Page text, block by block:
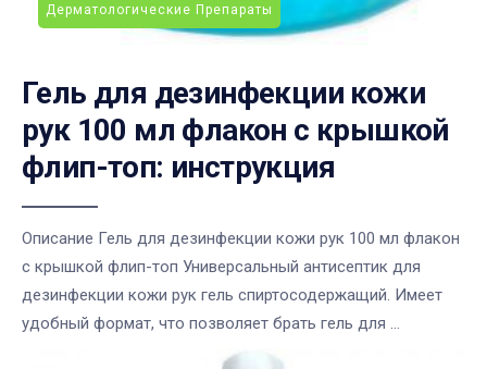
Дерматологические Препараты
Гель для дезинфекции кожи
рук 100 мл флакон с крышкой
флип-топ: инструкция
Описание Гель для дезинфекции кожи рук 100 мл флакон
с крышкой флип-топ Универсальный антисептик для
дезинфекции кожи рук гель спиртосодержащий. Имеет
удобный формат, что позволяет брать гель для ...